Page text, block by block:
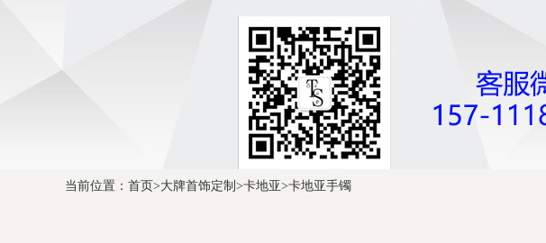
当前位置： 首页>大牌首饰定制 >卡地亚>卡地亚手镯